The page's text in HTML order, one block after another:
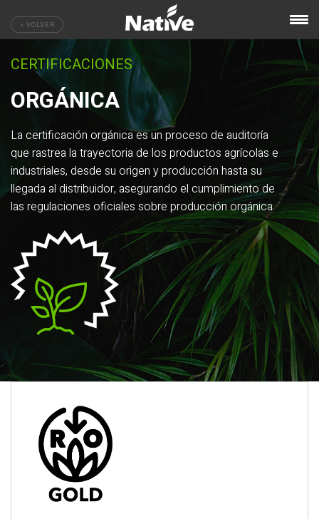
< VOLVER
CERTIFICACIONES
ORGÁNICA
La certificación orgánica es un proceso de auditoría
que rastrea la trayectoria de los productos agrícolas e
industriales, desde su origen y producción hasta su
llegada al distribuidor, asegurando el cumplimiento de
las regulaciones oficiales sobre producción orgánica.